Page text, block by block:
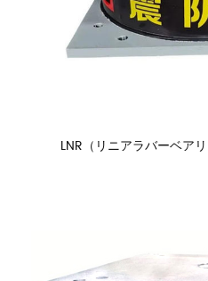
LNR（リニアラバーベア